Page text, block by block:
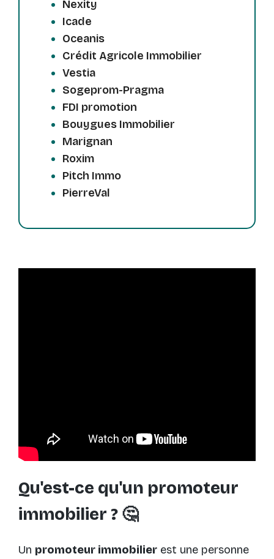
Nexity
Icade
Oceanis
Crédit Agricole Immobilier
Vestia
Sogeprom-Pragma
FDI promotion
Bouygues Immobilier
Marignan
Roxim
Pitch Immo
PierreVal
Qu'est-ce qu'un promoteur
immobilier ? 🤔
Un promoteur immobilier est une personne